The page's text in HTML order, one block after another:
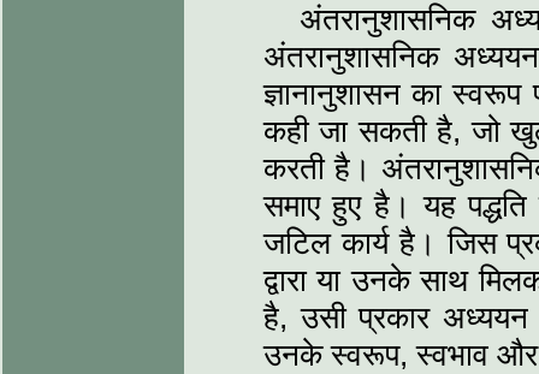
अंतरानुशासनिक
अंतरानुशासनिक
ज्ञानानुशासन का
कही जा सकती है, जो
करती है।
समाए हुए है। यह
जटिल कार्य है। जिस
द्वारा या उनके साथ
है, उसी प्रकार
उनके स्वरूप, स्वभाव और